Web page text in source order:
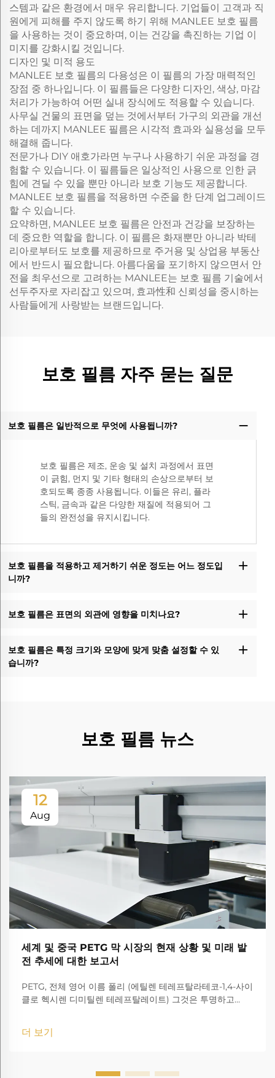
스템과 같은 환경에서 매우 유리합니다. 기업들이 고객과 직
원에게 피해를 주지 않도록 하기 위해 MANLEE 보호 필름
을 사용하는 것이 중요하며, 이는 건강을 촉진하는 기업 이
미지를 강화시킬 것입니다.
디자인 및 미적 용도
MANLEE 보호 필름의 다용성은 이 필름의 가장 매력적인
장점 중 하나입니다. 이 필름들은 다양한 디자인, 색상, 마감
처리가 가능하여 어떤 실내 장식에도 적용할 수 있습니다.
사무실 건물의 표면을 덮는 것에서부터 가구의 외관을 개선
하는 데까지 MANLEE 필름은 시각적 효과와 실용성을 모두
해결해 줍니다.
전문가나 DIY 애호가라면 누구나 사용하기 쉬운 과정을 경
험할 수 있습니다. 이 필름들은 일상적인 사용으로 인한 긁
힘에 견딜 수 있을 뿐만 아니라 보호 기능도 제공합니다.
MANLEE 보호 필름을 적용하면 수준을 한 단계 업그레이드
할 수 있습니다.
요약하면, MANLEE 보호 필름은 안전과 건강을 보장하는
데 중요한 역할을 합니다. 이 필름은 화재뿐만 아니라 박테
리아로부터도 보호를 제공하므로 주거용 및 상업용 부동산
에서 반드시 필요합니다. 아름다움을 포기하지 않으면서 안
전을 최우선으로 고려하는 MANLEE는 보호 필름 기술에서
선두주자로 자리잡고 있으며, 효과性和 신뢰성을 중시하는
사람들에게 사랑받는 브랜드입니다.
보호 필름 자주 묻는 질문
보호 필름은 일반적으로 무엇에 사용됩니까?
보호 필름은 제조, 운송 및 설치 과정에서 표면
이 긁힘, 먼지 및 기타 형태의 손상으로부터 보
호되도록 종종 사용됩니다. 이들은 유리, 플라
스틱, 금속과 같은 다양한 재질에 적용되어 그
들의 완전성을 유지시킵니다.
보호 필름을 적용하고 제거하기 쉬운 정도는 어느 정도입
니까?
보호 필름은 표면의 외관에 영향을 미치나요?
보호 필름은 특정 크기와 모양에 맞게 맞춤 설정할 수 있
습니까?
보호 필름 뉴스
12
Aug
세계 및 중국 PETG 막 시장의 현재 상황 및 미래 발
전 추세에 대한 보고서
PETG, 전체 영어 이름 폴리 (에틸렌 테레프탈라테코-1,4-사이
클로 헥시렌 디미틸렌 테레프탈레이트) 그것은 투명하고
더 보기